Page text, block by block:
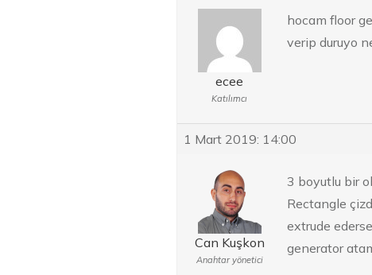
ecee
Katılımcı
hocam floor
verip duruyo
1 Mart 2019: 14:00
Can Kuşkon
Anahtar yönetici
3 boyutlu bir
Rectangle
extrude
generator